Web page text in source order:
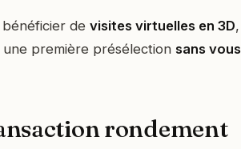
de visites virtuelles en 3D,
première présélection sans vous
rondement